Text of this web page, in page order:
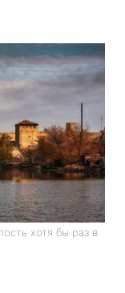
хотя бы раз в